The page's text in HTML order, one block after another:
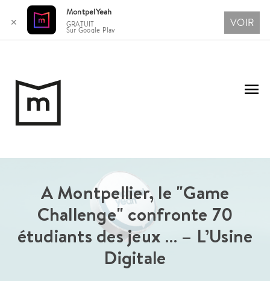
contenu
A Montpellier, le "Game
Challenge" confronte 70
étudiants des jeux … – L’Usine
Digitale
✕
MontpelYeah
GRATUIT
Sur Google Play
VOIR